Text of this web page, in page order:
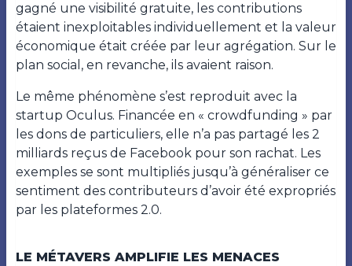
gagné une visibilité gratuite, les contributions
étaient inexploitables individuellement et la valeur
économique était créée par leur agrégation. Sur le
plan social, en revanche, ils avaient raison.
Le même phénomène s’est reproduit avec la
startup Oculus. Financée en « crowdfunding » par
les dons de particuliers, elle n’a pas partagé les 2
milliards reçus de Facebook pour son rachat. Les
exemples se sont multipliés jusqu’à généraliser ce
sentiment des contributeurs d’avoir été expropriés
par les plateformes 2.0.
LE MÉTAVERS AMPLIFIE LES MENACES